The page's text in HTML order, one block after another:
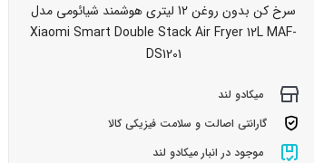
سرخ کن بدون روغن 12 لیتری هوشمند شیائومی مدل
Xiaomi Smart Double Stack Air Fryer 12L MAF-
DS1201
میکادو لند
گارانتی اصالت و سلامت فیزیکی کالا
موجود در انبار میکادو لند